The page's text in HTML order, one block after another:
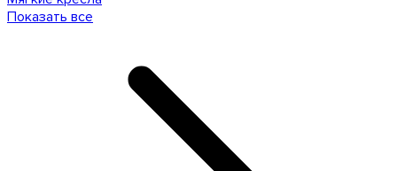
Показать все